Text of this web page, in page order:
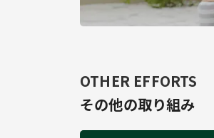
OTHER EFFORTS
その他の取り組み